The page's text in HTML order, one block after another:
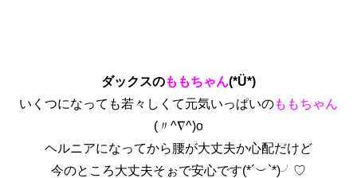
ダックスのももちゃん(*Ü*)
いくつになっても若々しくて元気いっぱいのももちゃん
(〃^∇^)o
ヘルニアになってから腰が大丈夫か心配だけど
今のところ大丈夫そぉで安心です(*´︶`*)╯♡